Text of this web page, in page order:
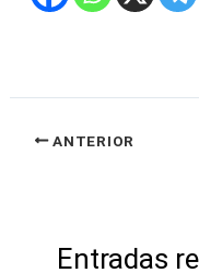
ANTERIOR
Entradas